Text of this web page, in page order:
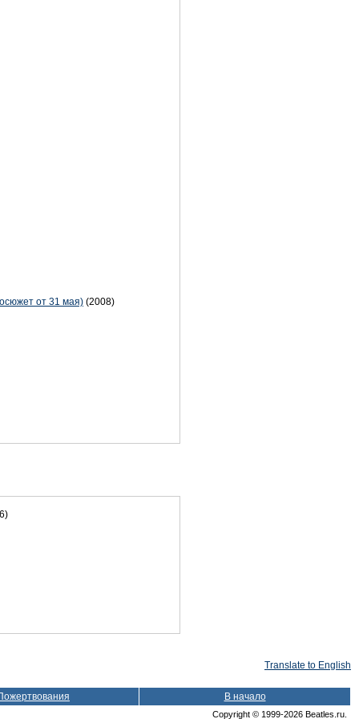
от 31 мая) (2008)
Translate to English
В начало
Copyright © 1999-2026 Beatles.ru.